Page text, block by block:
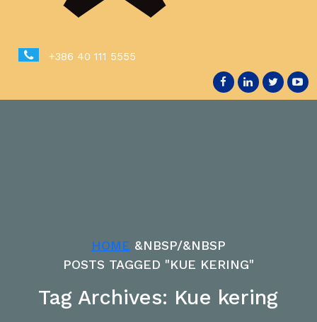
+386 40 111 5555
HOME &NBSP/&NBSP
POSTS TAGGED "KUE KERING"
Tag Archives: Kue kering